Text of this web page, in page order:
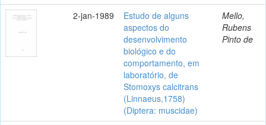
2-jan-1989
Estudo de alguns
aspectos do
desenvolvimento
biológico e do
comportamento, em
laboratório, de
Stomoxys calcitrans
(Linnaeus,1758)
(Diptera: muscidae)
Mello,
Rubens
Pinto de